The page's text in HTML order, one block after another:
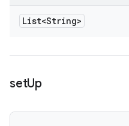
List<String>
setUp